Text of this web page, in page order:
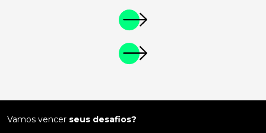
Vamos vencer seus desafios?